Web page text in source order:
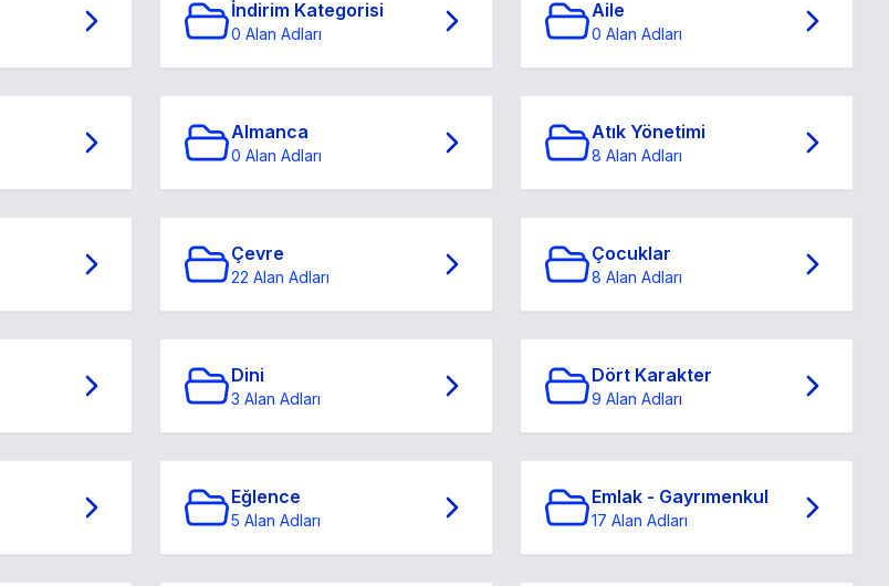
İndirim Kategorisi
0 Alan Adları
Aile
0 Alan Adları
Almanca
0 Alan Adları
Atık Yönetimi
8 Alan Adları
Çevre
22 Alan Adları
Çocuklar
8 Alan Adları
Dini
3 Alan Adları
Dört Karakter
9 Alan Adları
Eğlence
5 Alan Adları
Emlak - Gayrımenkul
17 Alan Adları